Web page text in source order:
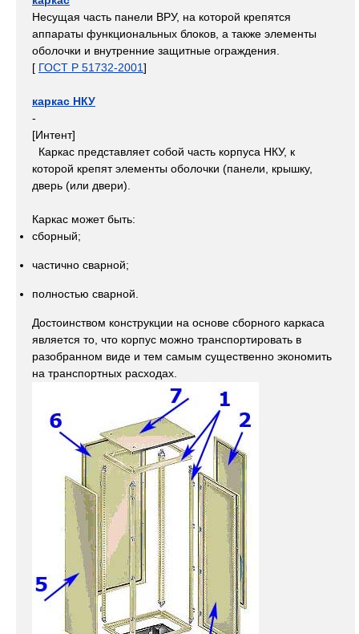
Несущая часть панели ВРУ, на которой крепятся
аппараты функциональных блоков, а также элементы
оболочки и внутренние защитные ограждения.
[ ГОСТ Р 51732-2001]
каркас НКУ
-
[Интент]
Каркас представляет собой часть корпуса НКУ, к
которой крепят элементы оболочки (панели, крышку,
дверь (или двери).
Каркас может быть:
сборный;
частично сварной;
полностью сварной.
Достоинством конструкции на основе сборного каркаса
является то, что корпус можно транспортировать в
разобранном виде и тем самым существенно экономить
на транспортных расходах.